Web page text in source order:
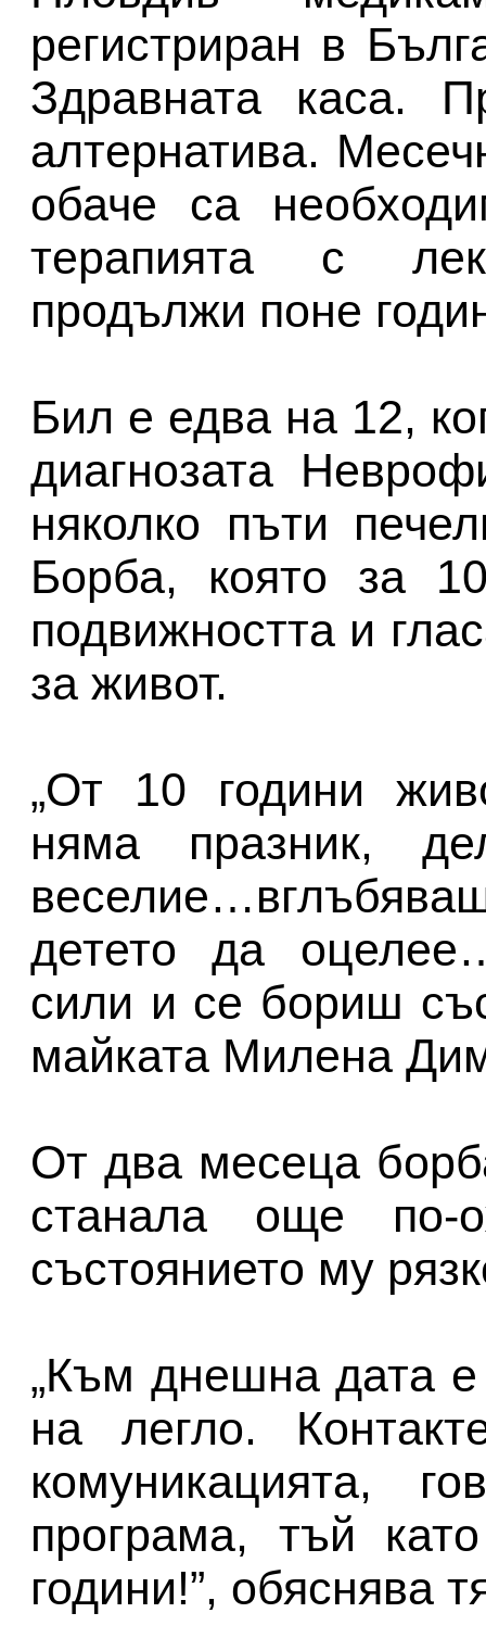
регистриран в
Здравната каса.
алтернатива.
обаче са
терапията с
продължи поне
Бил е едва на 12,
диагнозата
няколко пъти
Борба, която за
подвижността и
за живот.
„От 10 години
няма празник,
детето да
сили и се бориш
майката Милена
От два месеца
станала още по-
състоянието му
„Към днешна дата
на легло.
комуникацията,
програма, тъй
години!”, обяснява